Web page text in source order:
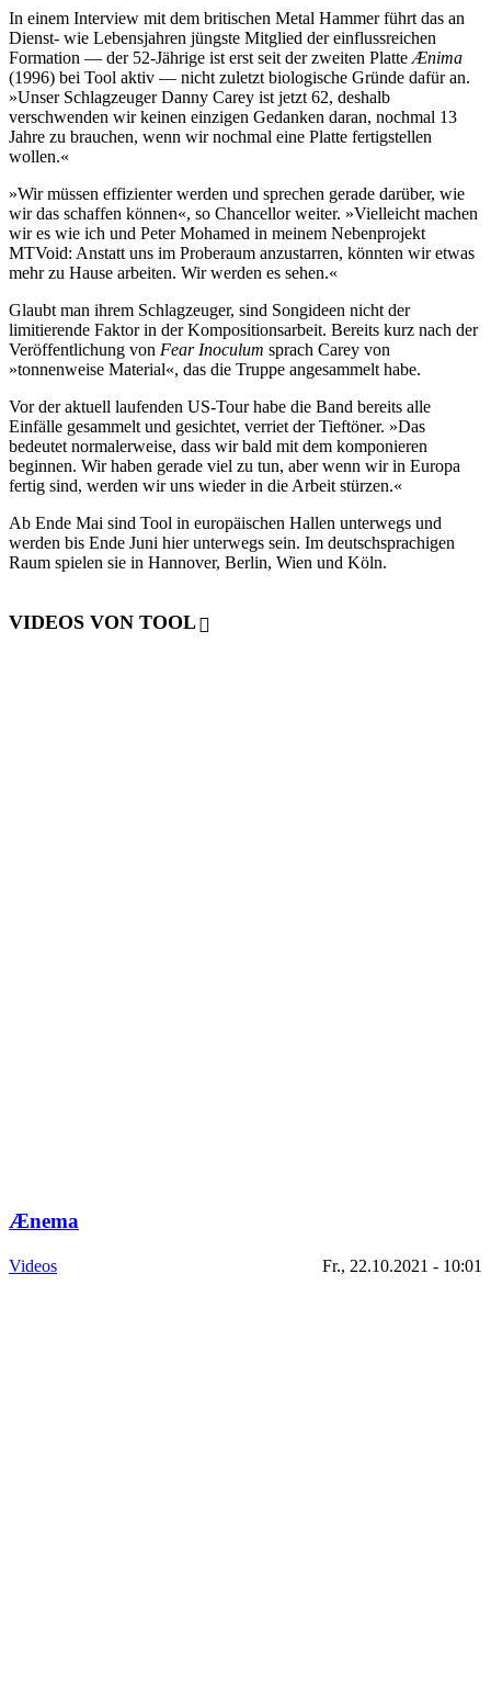
In einem Interview mit dem britischen Metal Hammer führt das an
Dienst- wie Lebensjahren jüngste Mitglied der einflussreichen
Formation — der 52-Jährige ist erst seit der zweiten Platte Ænima
(1996) bei Tool aktiv — nicht zuletzt biologische Gründe dafür an.
»Unser Schlagzeuger Danny Carey ist jetzt 62, deshalb
verschwenden wir keinen einzigen Gedanken daran, nochmal 13
Jahre zu brauchen, wenn wir nochmal eine Platte fertigstellen
wollen.«
»Wir müssen effizienter werden und sprechen gerade darüber, wie
wir das schaffen können«, so Chancellor weiter. »Vielleicht machen
wir es wie ich und Peter Mohamed in meinem Nebenprojekt
MTVoid: Anstatt uns im Proberaum anzustarren, könnten wir etwas
mehr zu Hause arbeiten. Wir werden es sehen.«
Glaubt man ihrem Schlagzeuger, sind Songideen nicht der
limitierende Faktor in der Kompositionsarbeit. Bereits kurz nach der
Veröffentlichung von Fear Inoculum sprach Carey von
»tonnenweise Material«, das die Truppe angesammelt habe.
Vor der aktuell laufenden US-Tour habe die Band bereits alle
Einfälle gesammelt und gesichtet, verriet der Tieftöner. »Das
bedeutet normalerweise, dass wir bald mit dem komponieren
beginnen. Wir haben gerade viel zu tun, aber wenn wir in Europa
fertig sind, werden wir uns wieder in die Arbeit stürzen.«
Ab Ende Mai sind Tool in europäischen Hallen unterwegs und
werden bis Ende Juni hier unterwegs sein. Im deutschsprachigen
Raum spielen sie in Hannover, Berlin, Wien und Köln.
VIDEOS VON TOOL
Ænema
Videos Fr., 22.10.2021 - 10:01